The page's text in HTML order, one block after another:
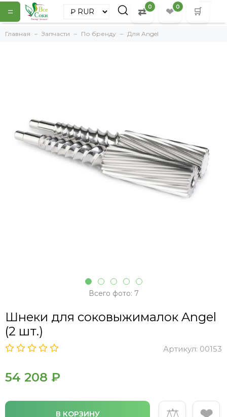
= ⇄ 0 ❤ 0 🛒
Главная Запчасти По бренду Для Angel
Всего фото: 7
Шнеки для соковыжималок Angel
(2 шт.)
Артикул: 00153
54 208 ₽
В КОРЗИНУ